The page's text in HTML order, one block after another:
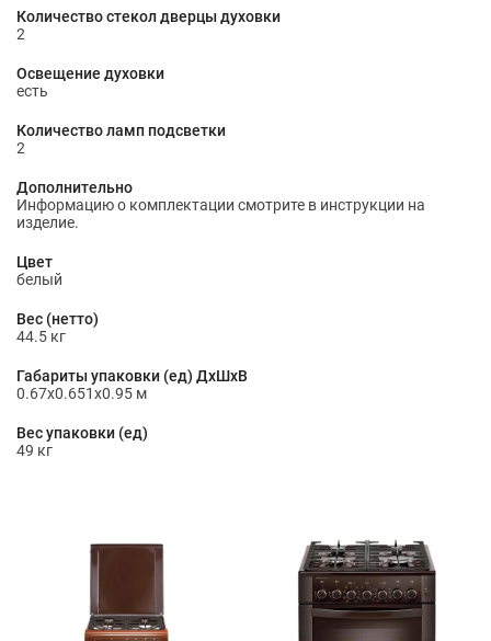
Количество стекол дверцы духовки
2
Освещение духовки
есть
Количество ламп подсветки
2
Дополнительно
Информацию о комплектации смотрите в инструкции на
изделие.
Цвет
белый
Вес (нетто)
44.5 кг
Габариты упаковки (ед) ДхШхВ
0.67x0.651x0.95 м
Вес упаковки (ед)
49 кг